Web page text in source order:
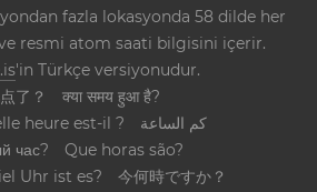
fazla lokasyonda 58 dilde her
resmi atom saati bilgisini içerir.
'in Türkçe versiyonudur.
了？
क्या समय हुआ है?
heure est-il ?
كم الساعة
час?
Que horas são?
Uhr ist es?
今何時ですか？